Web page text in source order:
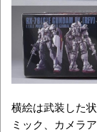
横絵は武装した
ミック、カメラ